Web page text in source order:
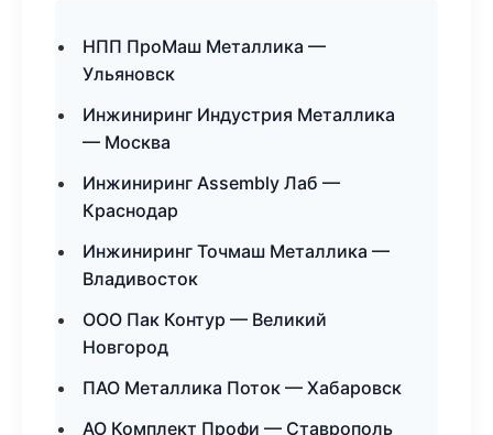
НПП ПроМаш Металлика —
Ульяновск
Инжиниринг Индустрия Металлика
— Москва
Инжиниринг Assembly Лаб —
Краснодар
Инжиниринг Точмаш Металлика —
Владивосток
ООО Пак Контур — Великий
Новгород
ПАО Металлика Поток — Хабаровск
АО Комплект Профи — Ставрополь